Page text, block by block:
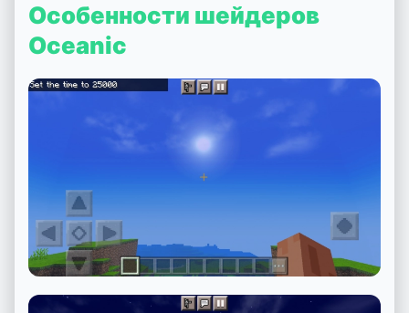
Особенности шейдеров
Oceanic